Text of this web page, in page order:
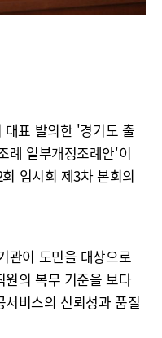
표 발의한 '경기도 출
례 일부개정조례안'이
임시회 제3차 본회의
관이 도민을 대상으로
의 복무 기준을 보다
비스의 신뢰성과 품질